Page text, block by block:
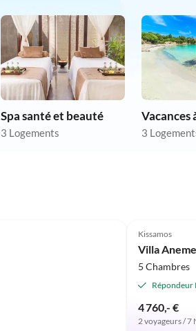
Spa santé et beauté
3 Logements
Vacances
3
Kissamos
Villa
5 Chambres
Répondeur
4 760,- €
2 voyageurs / 7